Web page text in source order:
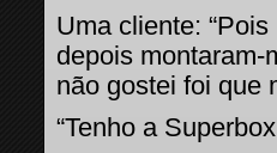
Uma cliente:
depois montaram-
não gostei foi que
“Tenho a